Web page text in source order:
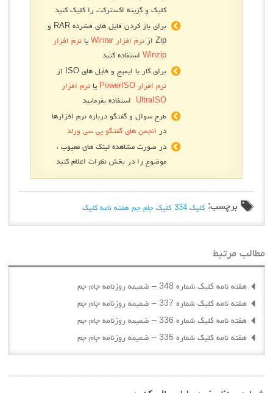
کلیک و گزینه اکسترکت را کلیک کنید
برای باز کردن فایل های فشرده RAR و
نرم افزار Winrar یانرم افزار
Winzipاستفاده کنید
برای کار با ایمیج و فایل های ISO از
نرم افزار PowerISO
یانرم افزار
UltraISOاستفاده بفرمایید
طرح سوال و گفتگو درباره نرم افزارها
انجمن های گفتگو پی سی ورلد
در صورت مشاهده لینک های معیوب ،
موضوع را در بخش نظرات اعلام کنید
برچسب: کلیک 334 کلیک جام جم هفته نامه کلیک
مرتبط
هفته نامه کلیک شماره 348 – ضمیمه روزنامه جام جم
هفته نامه کلیک شماره 337 – ضمیمه روزنامه جام جم
هفته نامه کلیک شماره 336 – ضمیمه روزنامه جام جم
هفته نامه کلیک شماره 335 – ضمیمه روزنامه جام جم